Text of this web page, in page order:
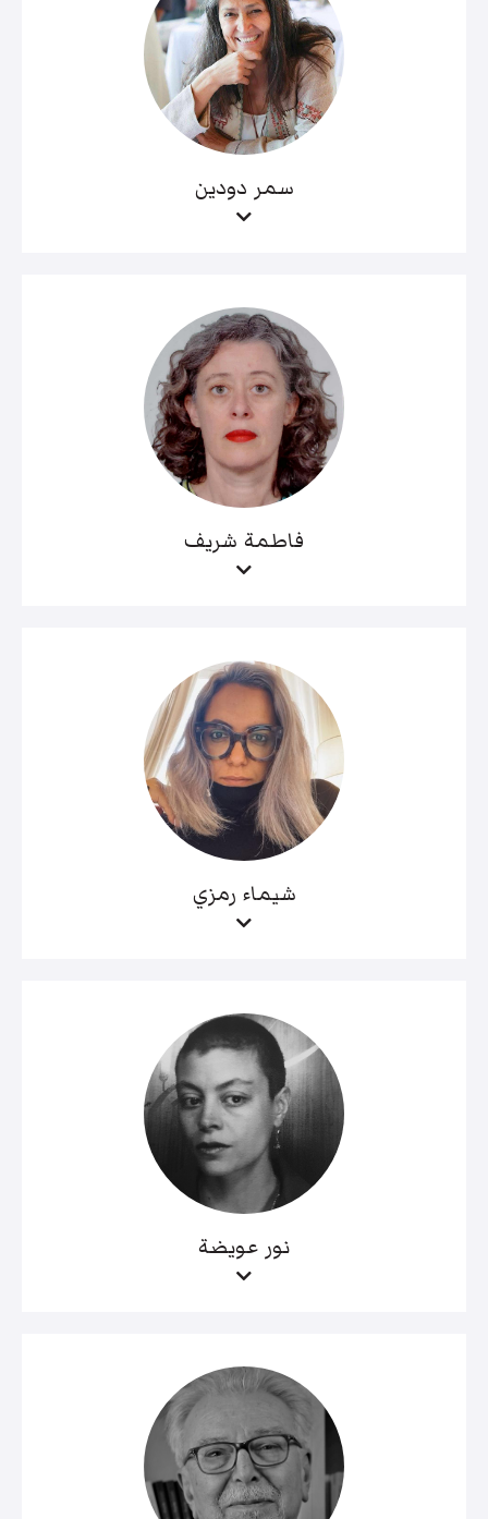
سمر دودين
فاطمة شريف
شيماء رمزي
نور عويضة